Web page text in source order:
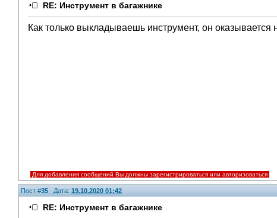
RE: Инструмент в багажнике
Как только выкладываешь инструмент, он оказывается
Для добавления сообщений Вы должны зарегистрироваться или авторизоваться
Пост #35 Дата: 19.10.2020 01:42
RE: Инструмент в багажнике